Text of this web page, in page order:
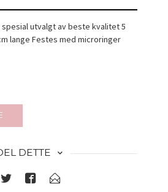
utvalgt av beste kvalitet 5
lange Festes med microringer
DETTE